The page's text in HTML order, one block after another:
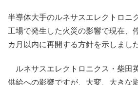
半導体大手のルネサスエレクトロニ
工場で発生した火災の影響で現在、
カ月以内に再開する方針を示しました
ルネサスエレクトロニクス・柴田
供給への影響ですが、大変、大きな